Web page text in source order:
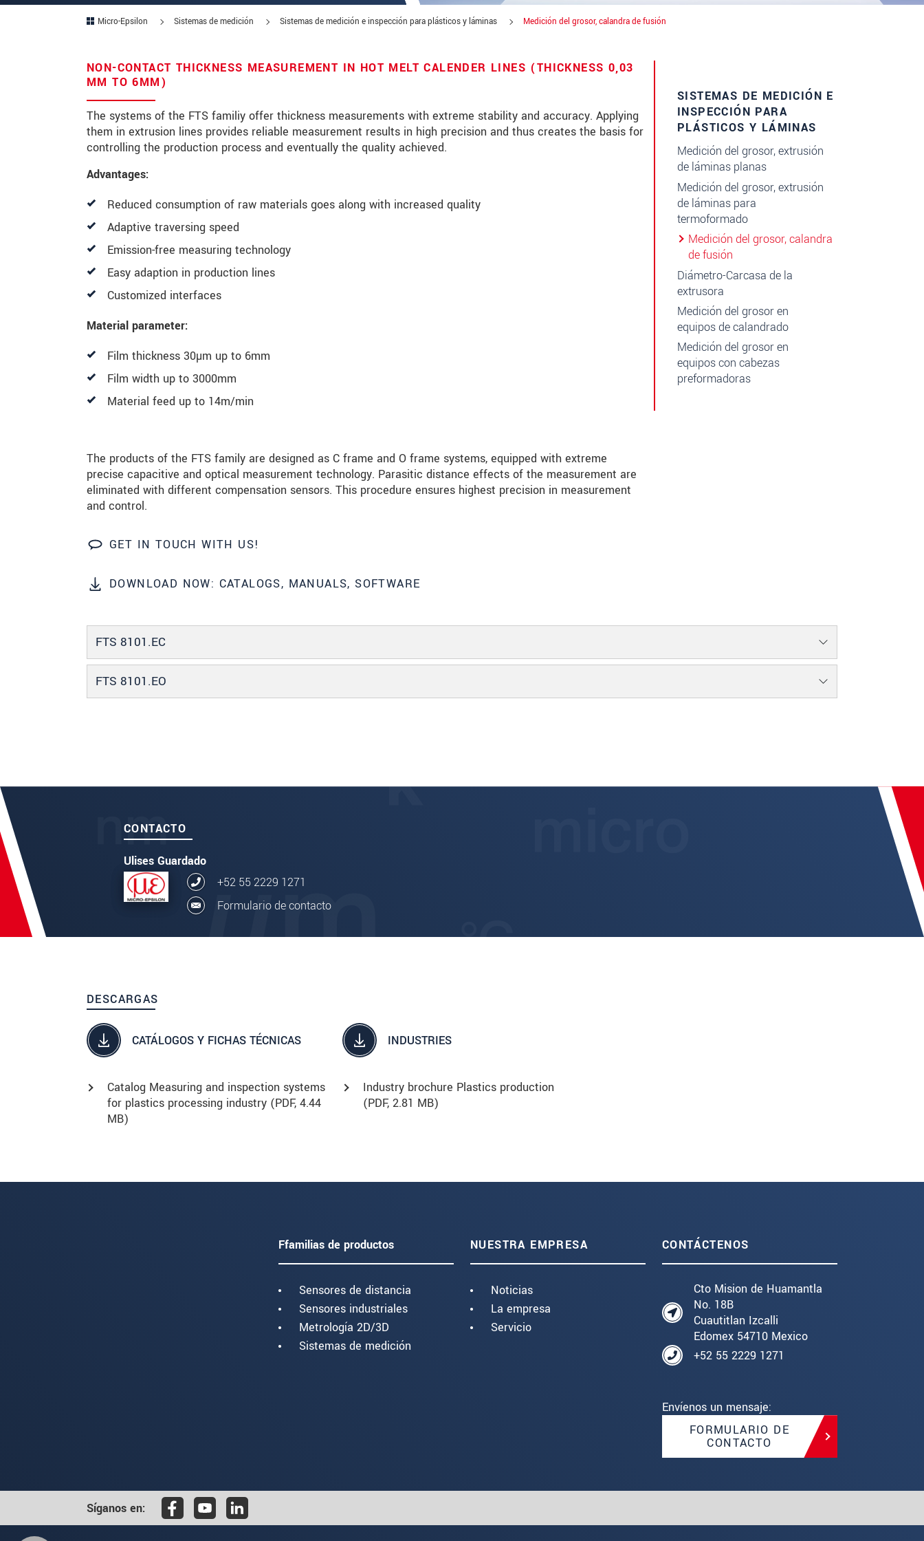
Micro-Epsilon Sistemas de medición Sistemas de medición e inspección para plásticos y láminas Medición del grosor, calandra de fusión
NON-CONTACT THICKNESS MEASUREMENT IN HOT MELT CALENDER LINES (THICKNESS 0,03
MM TO 6MM)
The systems of the FTS familiy offer thickness measurements with extreme stability and accuracy. Applying
them in extrusion lines provides reliable measurement results in high precision and thus creates the basis for
controlling the production process and eventually the quality achieved.
Advantages:
Reduced consumption of raw materials goes along with increased quality
Adaptive traversing speed
Emission-free measuring technology
Easy adaption in production lines
Customized interfaces
Material parameter:
Film thickness 30µm up to 6mm
Film width up to 3000mm
Material feed up to 14m/min
The products of the FTS family are designed as C frame and O frame systems, equipped with extreme
precise capacitive and optical measurement technology. Parasitic distance effects of the measurement are
eliminated with different compensation sensors. This procedure ensures highest precision in measurement
and control.
GET IN TOUCH WITH US!
DOWNLOAD NOW: CATALOGS, MANUALS, SOFTWARE
SISTEMAS DE MEDICIÓN E
INSPECCIÓN PARA
PLÁSTICOS Y LÁMINAS
Medición del grosor, extrusión
de láminas planas
Medición del grosor, extrusión
de láminas para
termoformado
Medición del grosor, calandra
de fusión
Diámetro-Carcasa de la
extrusora
Medición del grosor en
equipos de calandrado
Medición del grosor en
equipos con cabezas
preformadoras
FTS 8101.EC
FTS 8101.EO
CONTACTO
Ulises Guardado
+52 55 2229 1271
Formulario de contacto
Zip code
City*
Country *
Telephone
E-Mail*
Message
* Mandatory fields
We treat your data confidentially. Please read our
SEND MESSAGE
DESCARGAS
CATÁLOGOS Y FICHAS TÉCNICAS
Catalog Measuring and inspection systems
for plastics processing industry (PDF, 4.44
MB)
INDUSTRIES
Industry brochure Plastics production
(PDF, 2.81 MB)
Ffamilias de productos
Sensores de distancia
Sensores industriales
Metrología 2D/3D
Sistemas de medición
NUESTRA EMPRESA
Noticias
La empresa
Servicio
CONTÁCTENOS
Cto Mision de Huamantla
No. 18B
Cuautitlan Izcalli
Edomex 54710 Mexico
+52 55 2229 1271
Envíenos un mensaje:
FORMULARIO DE
CONTACTO
Síganos en: